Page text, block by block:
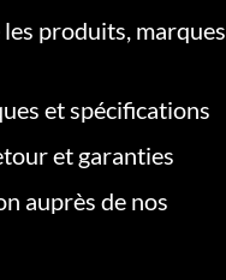
produits, marques
et spécifications
et garanties
auprès de nos